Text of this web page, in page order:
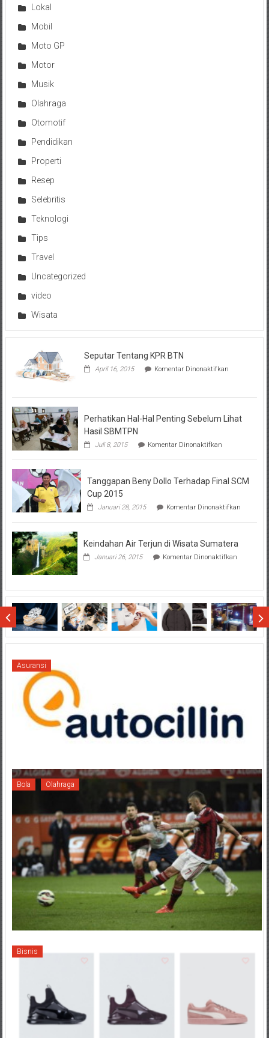
Lokal
Mobil
Moto GP
Motor
Musik
Olahraga
Otomotif
Pendidikan
Properti
Resep
Selebritis
Teknologi
Tips
Travel
Uncategorized
video
Wisata
Seputar Tentang KPR BTN
April 16, 2015 Komentar Dinonaktifkanpada
Perhatikan Hal-Hal Penting Sebelum Lihat
Hasil SBMTPN
Juli 8, 2015 Komentar Dinonaktifkanpada
Hal-
Penting
Hasil
Tanggapan Beny Dollo Terhadap Final SCM
Cup 2015
Januari 28, 2015 Komentar Dinonaktifkanpada
Beny
Keindahan Air Terjun di Wisata Sumatera
Januari 26, 2015 Komentar Dinonaktifkanpada
di
Wisata
Sumatera
Asuransi
Bola Olahraga
Bisnis